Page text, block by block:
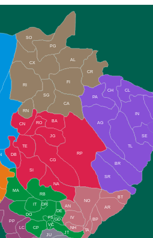
CX
RI
AL
CR
FI
SG
BA
CA
PA
CH CL
SE
TL
AG
BR
SR
BT
AR
RP
RO
JG
CG
SI
NA
TA
NH
JT
RB
MA
IT
DR
DO
CP
JU
PP
LC
DB
TE
IN
NO
BP
RN
CN
AN
IV
FS
VC
GD
DE
PG
SO